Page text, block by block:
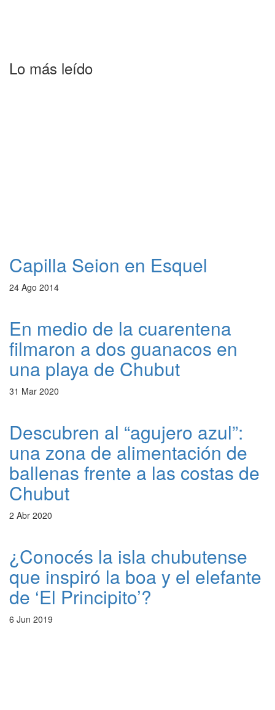
Lo más leído
Capilla Seion en Esquel
24 Ago 2014
En medio de la cuarentena
filmaron a dos guanacos en
una playa de Chubut
31 Mar 2020
Descubren al “agujero azul”:
una zona de alimentación de
ballenas frente a las costas de
Chubut
2 Abr 2020
¿Conocés la isla chubutense
que inspiró la boa y el elefante
de ‘El Principito’?
6 Jun 2019